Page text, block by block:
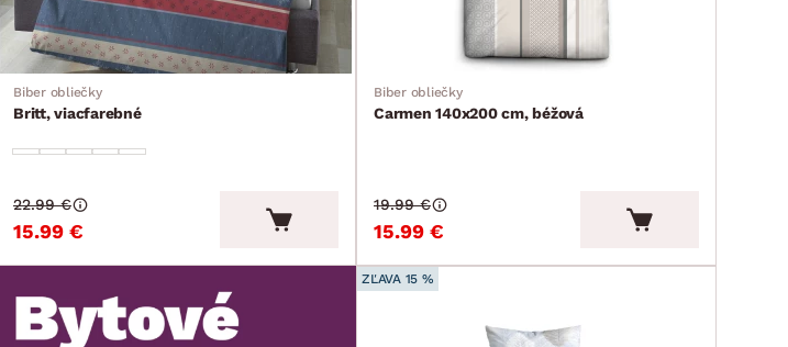
Biber obliečky
Britt, viacfarebné
15.99 €
22.99 €
Biber obliečky
Carmen 140x200 cm, béžová
15.99 €
19.99 €
ZĽAVA 15 %